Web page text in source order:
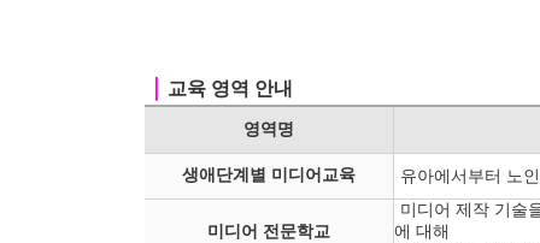
교육 영역 안내
영역명
생애단계별 미디어교육 유아에서부터 노
미디어 전문학교
미디어 제작 기술
에 대해